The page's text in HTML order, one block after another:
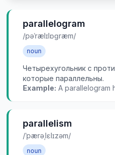
parallelogram
/pəˈrælɪlɒɡræm/
noun
Четырехугольник с
которые параллельны.
Example: A parallelogram
parallelism
/ˈpærəˌlɛlɪzəm/
noun